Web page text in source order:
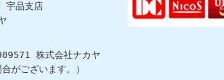
宇品支店
株式会社ナカヤ
がございます。）